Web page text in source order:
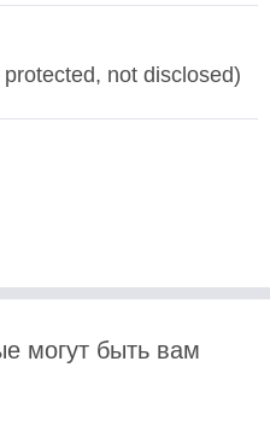
not disclosed)
могут быть вам